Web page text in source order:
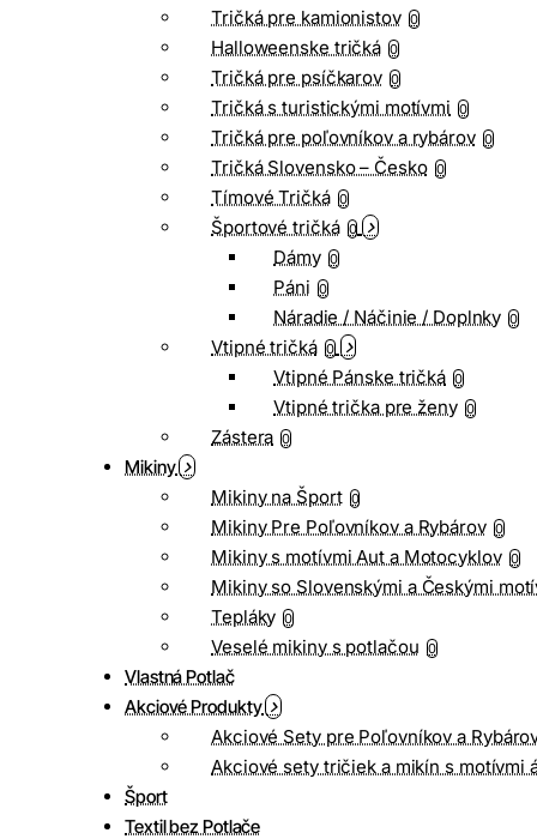
Tričká pre kamionistov 0
Halloweenske tričká 0
Tričká pre psíčkarov 0
Tričká s turistickými motívmi 0
Tričká pre poľovníkov a rybárov 0
Tričká Slovensko – Česko 0
Tímové Tričká 0
Športové tričká 0
Dámy 0
Páni 0
Náradie / Náčinie / Doplnky 0
Vtipné tričká 0
Vtipné Pánske tričká 0
Vtipné trička pre ženy 0
Zástera 0
Mikiny
Mikiny na Šport 0
Mikiny Pre Poľovníkov a Rybárov 0
Mikiny s motívmi Aut a Motocyklov 0
Mikiny so Slovenskými a Českými
Tepláky 0
Veselé mikiny s potlačou 0
Vlastná Potlač
Akciové Produkty
Akciové Sety pre Poľovníkov a
Akciové sety tričiek a mikín s motívmi
Šport
Textil bez Potlače